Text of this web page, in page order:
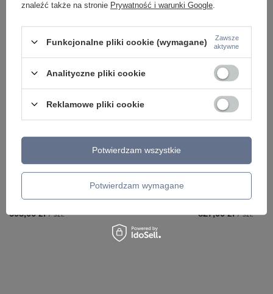
Pojedyńcza lampa wisząca z elemntem z marmuru
Kyoto MOD178PL-01GR Maytoni
593,00 zł / szt.
MOD272PL-
827,00 zł / szt.
znaleźć także na stronie Prywatność i warunki Google
Funkcjonalne pliki cookie (wymagane)
Zawsze
aktywne
Analityczne pliki cookie
Reklamowe pliki cookie
Potwierdzam wymagane
Potwierdzam wszystkie